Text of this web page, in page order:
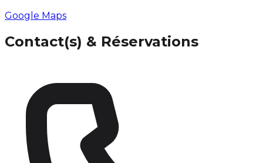
Google Maps
Contact(s) & Réservations